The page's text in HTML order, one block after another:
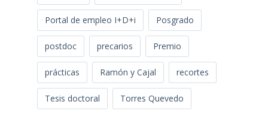
Portal de empleo I+D+i Posgrado
postdoc precarios Premio
prácticas Ramón y Cajal recortes
Tesis doctoral Torres Quevedo